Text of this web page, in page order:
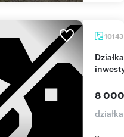
10143
Działka 10 143 m² w Łomiankach, świetna pod
8